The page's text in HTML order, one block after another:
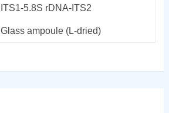
ITS1-5.8S rDNA-ITS2
Glass ampoule (L-dried)